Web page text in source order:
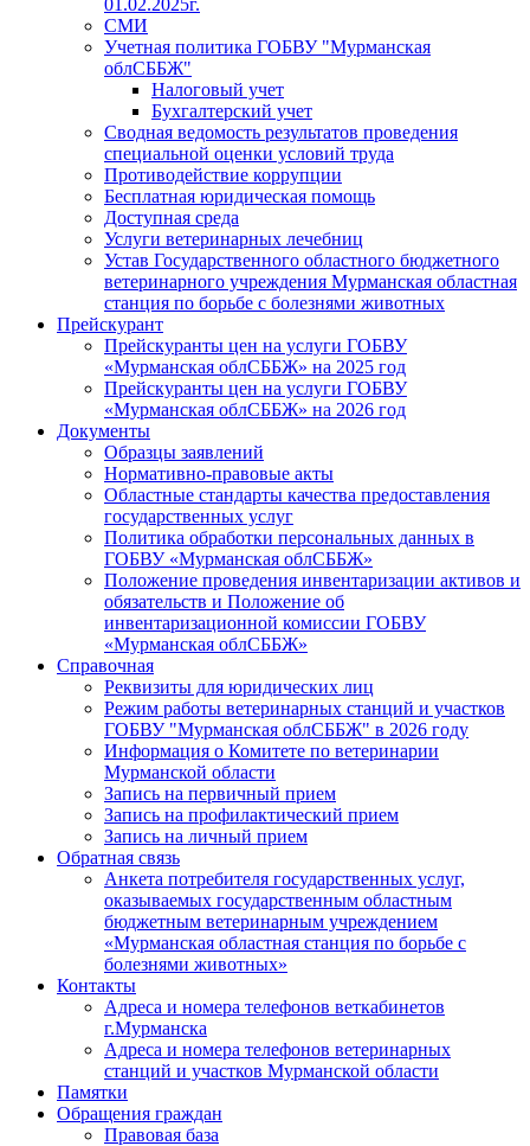
01.02.2025г.
СМИ
Учетная политика ГОБВУ "Мурманская
облСББЖ"
Налоговый учет
Бухгалтерский учет
Сводная ведомость результатов проведения
специальной оценки условий труда
Противодействие коррупции
Бесплатная юридическая помощь
Доступная среда
Услуги ветеринарных лечебниц
Устав Государственного областного бюджетного
ветеринарного учреждения Мурманская областная
станция по борьбе с болезнями животных
Прейскурант
Прейскуранты цен на услуги ГОБВУ
«Мурманская облСББЖ» на 2025 год
Прейскуранты цен на услуги ГОБВУ
«Мурманская облСББЖ» на 2026 год
Документы
Образцы заявлений
Нормативно-правовые акты
Областные стандарты качества предоставления
государственных услуг
Политика обработки персональных данных в
ГОБВУ «Мурманская облСББЖ»
Положение проведения инвентаризации активов и
обязательств и Положение об
инвентаризационной комиссии ГОБВУ
«Мурманская облСББЖ»
Справочная
Реквизиты для юридических лиц
Режим работы ветеринарных станций и участков
ГОБВУ "Мурманская облСББЖ" в 2026 году
Информация о Комитете по ветеринарии
Мурманской области
Запись на первичный прием
Запись на профилактический прием
Запись на личный прием
Обратная связь
Анкета потребителя государственных услуг,
оказываемых государственным областным
бюджетным ветеринарным учреждением
«Мурманская областная станция по борьбе с
болезнями животных»
Контакты
Адреса и номера телефонов веткабинетов
г.Мурманска
Адреса и номера телефонов ветеринарных
станций и участков Мурманской области
Памятки
Обращения граждан
Правовая база